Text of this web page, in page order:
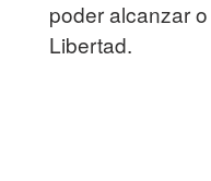
poder alcanzar
Libertad.